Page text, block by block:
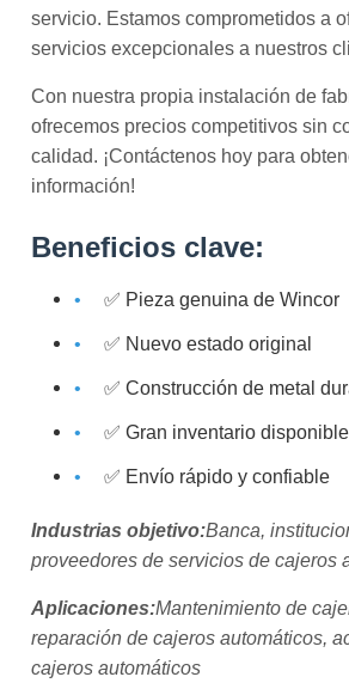
servicio. Estamos comprometidos a
servicios excepcionales a nuestros
Con nuestra propia instalación de
ofrecemos precios competitivos sin
calidad. ¡Contáctenos hoy para
información!
Beneficios clave:
✅ Pieza genuina de Wincor
✅ Nuevo estado original
✅ Construcción de metal
✅ Gran inventario disponible
✅ Envío rápido y confiable
Industrias objetivo:Banca,
proveedores de servicios de cajeros
Aplicaciones:Mantenimiento de
reparación de cajeros automáticos,
cajeros automáticos